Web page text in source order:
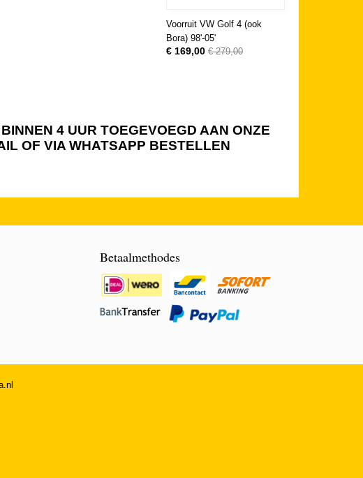
Voorruit VW Golf 4 (ook
Bora) 98'-05'
€ 169,00 € 279,00
4 UUR TOEGEVOEGD AAN ONZE
OF VIA WHATSAPP BESTELLEN
Betaalmethodes